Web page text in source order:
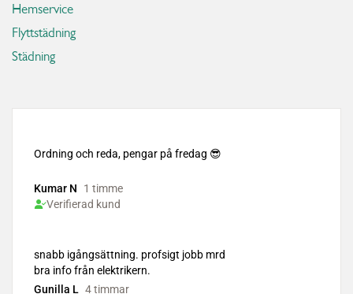
Hemservice
Flyttstädning
Städning